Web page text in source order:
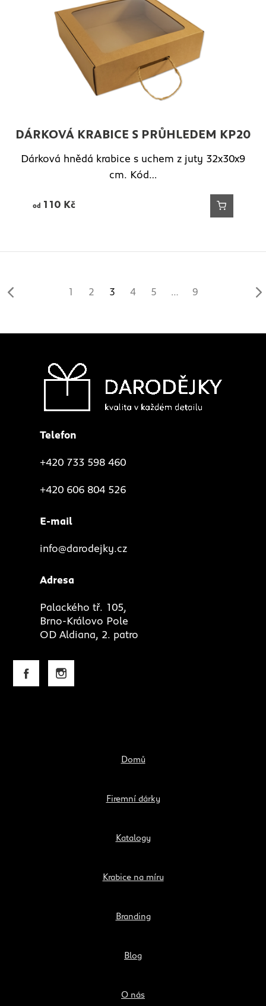
DÁRKOVÁ KRABICE S PRŮHLEDEM KP20
Dárková hnědá krabice s uchem z juty 32x30x9
cm. Kód…
od 110Kč
1 2 3 4 5 … 9
Telefon
+420 733 598 460
+420 606 804 526
E-mail
info@darodejky.cz
Adresa
Palackého tř. 105,
Brno-Královo Pole
OD Aldiana, 2. patro
Domů
Firemní dárky
Katalogy
Krabice na míru
Branding
Blog
O nás